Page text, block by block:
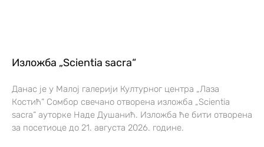
Изложба „Scientia sacra“
Данас је у Малој галерији Културног центра „Лаза
Костић“ Сомбор свечано отворена изложба „Scientia
sacra“ ауторке Наде Душанић. Изложба ће бити отворена
за посетиоце до 21. августа 2026. године.